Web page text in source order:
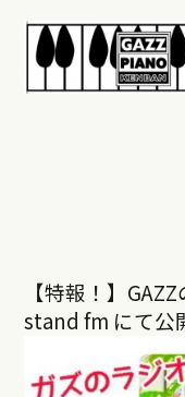
【特報！】
stand fm にて公